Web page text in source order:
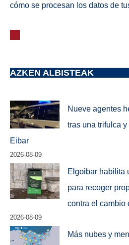
cómo se procesan los datos de
AZKEN ALBISTEAK
Nueve agentes
tras una trifulca
Eibar
2026-08-09
Elgoibar habilita
para recoger
contra el cambio
2026-08-09
Más nubes y